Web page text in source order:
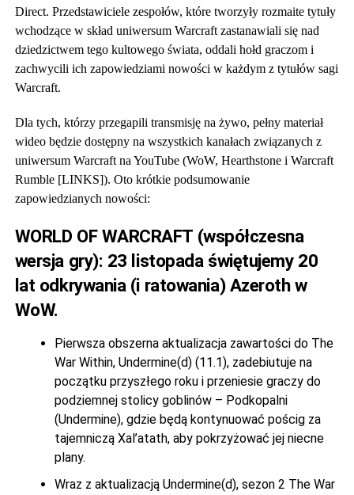
Direct. Przedstawiciele zespołów, które tworzyły rozmaite tytuły
wchodzące w skład uniwersum Warcraft zastanawiali się nad
dziedzictwem tego kultowego świata, oddali hołd graczom i
zachwycili ich zapowiedziami nowości w każdym z tytułów sagi
Warcraft.
Dla tych, którzy przegapili transmisję na żywo, pełny materiał
wideo będzie dostępny na wszystkich kanałach związanych z
uniwersum Warcraft na YouTube (WoW, Hearthstone i Warcraft
Rumble [LINKS]). Oto krótkie podsumowanie
zapowiedzianych nowości:
WORLD OF WARCRAFT (współczesna
wersja gry): 23 listopada świętujemy 20
lat odkrywania (i ratowania) Azeroth w
WoW.
Pierwsza obszerna aktualizacja zawartości do The
War Within, Undermine(d) (11.1), zadebiutuje na
początku przyszłego roku i przeniesie graczy do
podziemnej stolicy goblinów – Podkopalni
(Undermine), gdzie będą kontynuować pościg za
tajemniczą Xal’atath, aby pokrzyżować jej niecne
plany.
Wraz z aktualizacją Undermine(d), sezon 2 The War